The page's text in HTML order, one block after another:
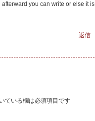
you cаn write or elsе it is
返信
ている欄は必須項目です